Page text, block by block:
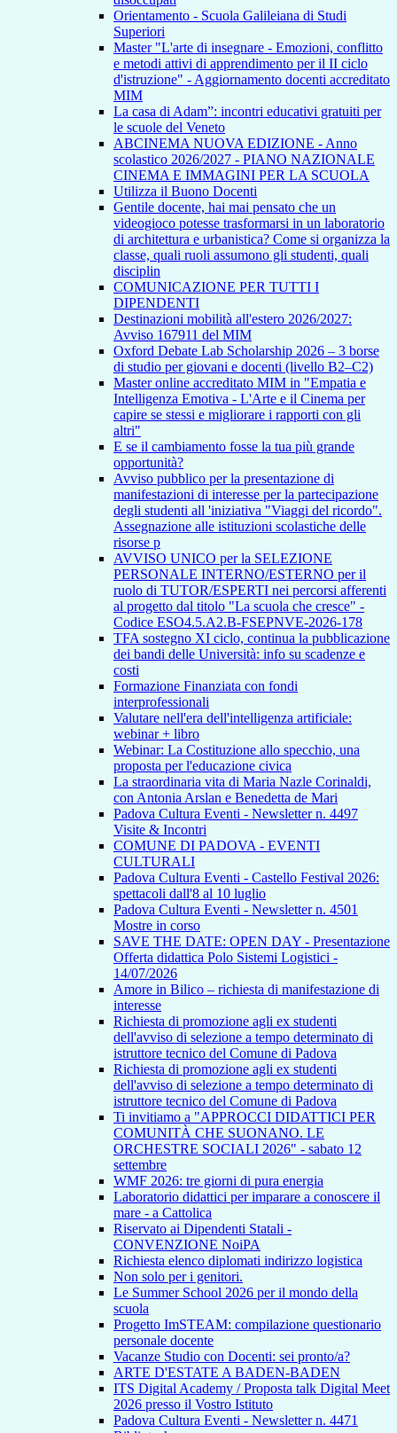
Orientamento - Scuola Galileiana di Studi
Superiori
Master "L'arte di insegnare - Emozioni, conflitto
e metodi attivi di apprendimento per il II ciclo
d'istruzione" - Aggiornamento docenti accreditato
MIM
La casa di Adam”: incontri educativi gratuiti per
le scuole del Veneto
ABCINEMA NUOVA EDIZIONE - Anno
scolastico 2026/2027 - PIANO NAZIONALE
CINEMA E IMMAGINI PER LA SCUOLA
Utilizza il Buono Docenti
Gentile docente, hai mai pensato che un
videogioco potesse trasformarsi in un laboratorio
di architettura e urbanistica? Come si organizza la
classe, quali ruoli assumono gli studenti, quali
disciplin
COMUNICAZIONE PER TUTTI I
DIPENDENTI
Destinazioni mobilità all'estero 2026/2027:
Avviso 167911 del MIM
Oxford Debate Lab Scholarship 2026 – 3 borse
di studio per giovani e docenti (livello B2–C2)
Master online accreditato MIM in "Empatia e
Intelligenza Emotiva - L'Arte e il Cinema per
capire se stessi e migliorare i rapporti con gli
altri"
E se il cambiamento fosse la tua più grande
opportunità?
Avviso pubblico per la presentazione di
manifestazioni di interesse per la partecipazione
degli studenti all 'iniziativa "Viaggi del ricordo".
Assegnazione alle istituzioni scolastiche delle
risorse p
AVVISO UNICO per la SELEZIONE
PERSONALE INTERNO/ESTERNO per il
ruolo di TUTOR/ESPERTI nei percorsi afferenti
al progetto dal titolo "La scuola che cresce" -
Codice ESO4.5.A2.B-FSEPNVE-2026-178
TFA sostegno XI ciclo, continua la pubblicazione
dei bandi delle Università: info su scadenze e
costi
Formazione Finanziata con fondi
interprofessionali
Valutare nell'era dell'intelligenza artificiale:
webinar + libro
Webinar: La Costituzione allo specchio, una
proposta per l'educazione civica
La straordinaria vita di Maria Nazle Corinaldi,
con Antonia Arslan e Benedetta de Mari
Padova Cultura Eventi - Newsletter n. 4497
Visite & Incontri
COMUNE DI PADOVA - EVENTI
CULTURALI
Padova Cultura Eventi - Castello Festival 2026:
spettacoli dall'8 al 10 luglio
Padova Cultura Eventi - Newsletter n. 4501
Mostre in corso
SAVE THE DATE: OPEN DAY - Presentazione
Offerta didattica Polo Sistemi Logistici -
14/07/2026
Amore in Bilico – richiesta di manifestazione di
interesse
Richiesta di promozione agli ex studenti
dell'avviso di selezione a tempo determinato di
istruttore tecnico del Comune di Padova
Richiesta di promozione agli ex studenti
dell'avviso di selezione a tempo determinato di
istruttore tecnico del Comune di Padova
Ti invitiamo a "APPROCCI DIDATTICI PER
COMUNITÀ CHE SUONANO. LE
ORCHESTRE SOCIALI 2026" - sabato 12
settembre
WMF 2026: tre giorni di pura energia
Laboratorio didattici per imparare a conoscere il
mare - a Cattolica
Riservato ai Dipendenti Statali -
CONVENZIONE NoiPA
Richiesta elenco diplomati indirizzo logistica
Non solo per i genitori.
Le Summer School 2026 per il mondo della
scuola
Progetto ImSTEAM: compilazione questionario
personale docente
Vacanze Studio con Docenti: sei pronto/a?
ARTE D'ESTATE A BADEN-BADEN
ITS Digital Academy / Proposta talk Digital Meet
2026 presso il Vostro Istituto
Padova Cultura Eventi - Newsletter n. 4471